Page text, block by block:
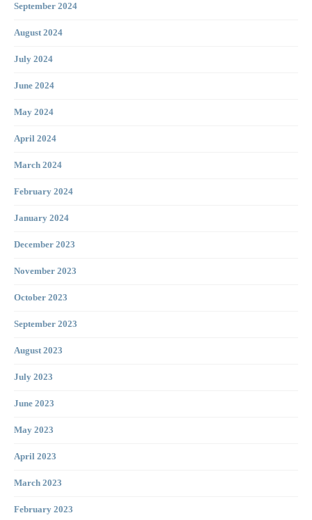
September 2024
August 2024
July 2024
June 2024
May 2024
April 2024
March 2024
February 2024
January 2024
December 2023
November 2023
October 2023
September 2023
August 2023
July 2023
June 2023
May 2023
April 2023
March 2023
February 2023